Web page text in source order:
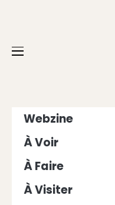
Webzine
À Voir
À Faire
À Visiter